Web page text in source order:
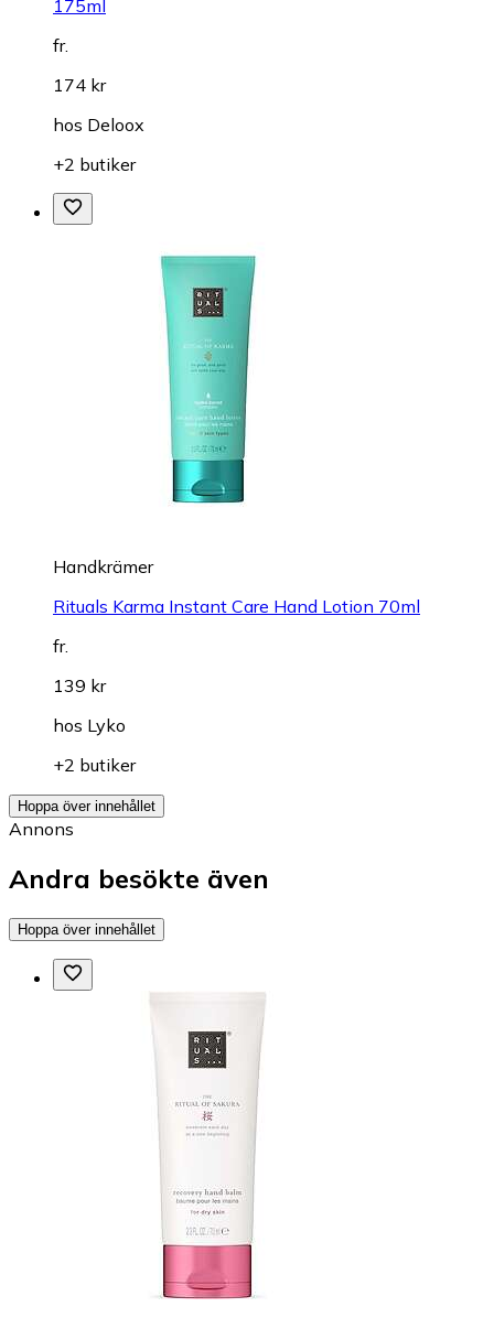
175ml
fr.
174 kr
hos Deloox
+2 butiker
Handkrämer
Rituals Karma Instant Care Hand Lotion 70ml
fr.
139 kr
hos Lyko
+2 butiker
Hoppa över innehållet
Annons
Andra besökte även
Hoppa över innehållet